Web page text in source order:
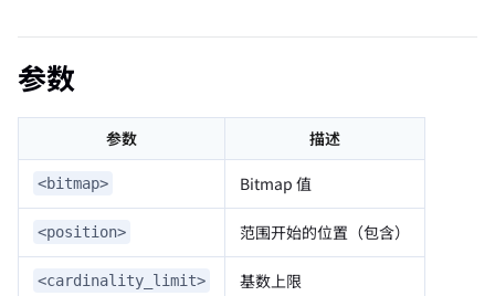
参数
参数 描述
<bitmap> Bitmap 值
<position> 范围开始的位置（包含）
<cardinality_limit> 基数上限